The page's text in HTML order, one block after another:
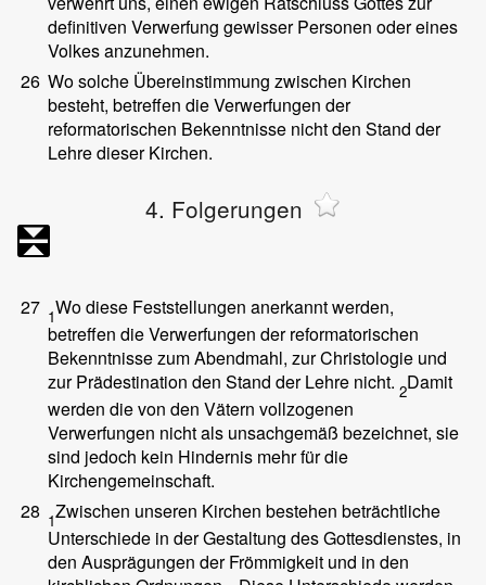
definitiven Verwerfung gewisser Personen oder eines
Volkes anzunehmen.
26 Wo solche Übereinstimmung zwischen Kirchen
besteht, betreffen die Verwerfungen der
reformatorischen Bekenntnisse nicht den Stand der
Lehre dieser Kirchen.
4. Folgerungen
27 1Wo diese Feststellungen anerkannt werden,
betreffen die Verwerfungen der reformatorischen
Bekenntnisse zum Abendmahl, zur Christologie und
zur Prädestination den Stand der Lehre nicht. 2Damit
werden die von den Vätern vollzogenen
Verwerfungen nicht als unsachgemäß bezeichnet, sie
sind jedoch kein Hindernis mehr für die
Kirchengemeinschaft.
28 1Zwischen unseren Kirchen bestehen beträchtliche
Unterschiede in der Gestaltung des Gottesdienstes, in
den Ausprägungen der Frömmigkeit und in den